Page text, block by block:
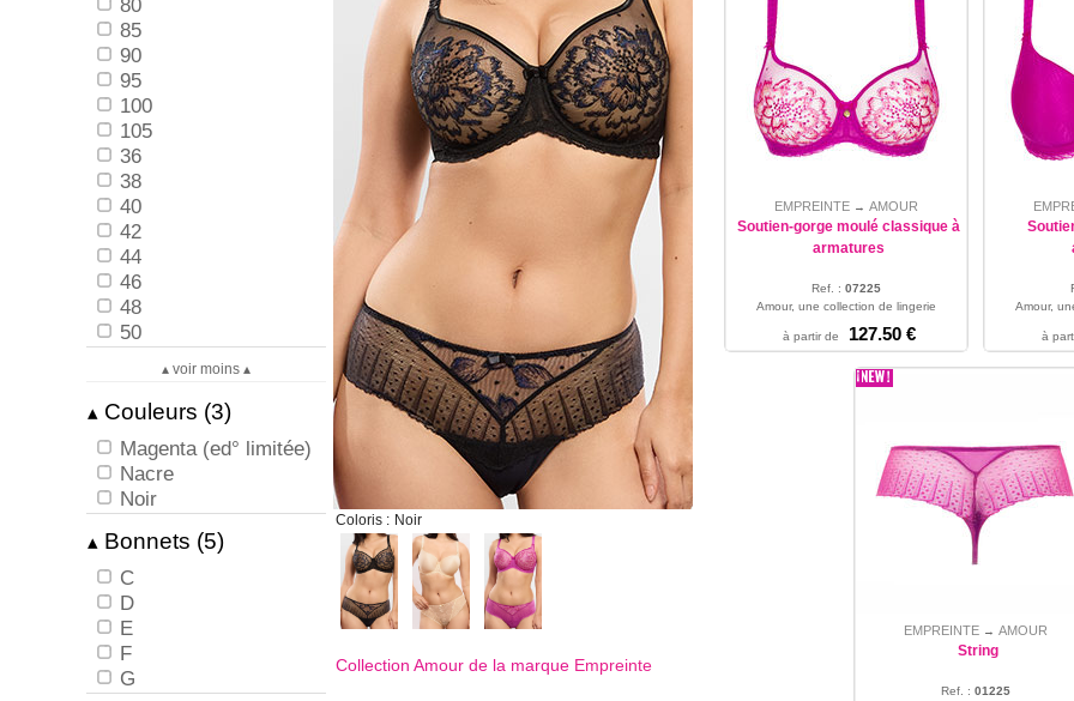
80
85
90
95
100
105
36
38
40
42
44
46
48
50
▴ voir moins ▴
▴ Couleurs (3)
Magenta (ed° limitée)
Nacre
Noir
▴ Bonnets (5)
C
D
E
F
G
Coloris : Noir
Collection Amour de la marque Empreinte
EMPREINTE → AMOUR
Soutien-gorge moulé classique à
armatures
Ref. : 07225
Amour, une collection de lingerie
la beauté féminine. Empreinte p...
à partir de 127.50 €
Amour,
la beauté
à
EMPREINTE → AMOUR
String
Ref. : 01225